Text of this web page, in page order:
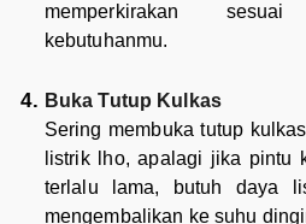
memperkirakan
kebutuhanmu.
Buka Tutup Kulkas
Sering membuka tutup
listrik lho, apalagi jika pintu
terlalu lama, butuh daya
mengembalikan ke suhu